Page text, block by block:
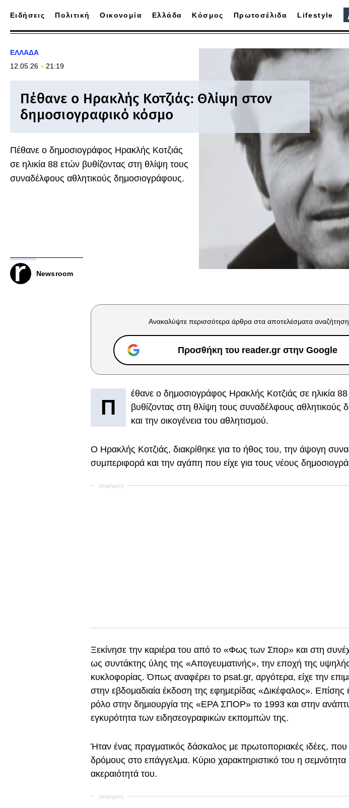
Ειδήσεις Πολιτική Οικονομία Ελλάδα Κόσμος Πρωτοσέλιδα Lifestyle
ΕΛΛΑΔΑ
12.05.26
21:19
Πέθανε ο Ηρακλής Κοτζιάς: Θλίψη στον
δημοσιογραφικό κόσμο
Πέθανε ο δημοσιογράφος Ηρακλής Κοτζιάς
σε ηλικία 88 ετών βυθίζοντας στη θλίψη τους
συναδέλφους αθλητικούς δημοσιογράφους.
Newsroom
Ανακαλύψτε περισσότερα άρθρα στα αποτελέσματα
Προσθήκη του reader.gr στην Google
Π
έθανε ο δημοσιογράφος Ηρακλής Κοτζιάς σε ηλικία
βυθίζοντας στη θλίψη τους συναδέλφους αθλητικούς
και την οικογένεια του αθλητισμού.
Ο Ηρακλής Κοτζιάς, διακρίθηκε για το ήθος του, την άψογη
συμπεριφορά και την αγάπη που είχε για τους νέους
Ξεκίνησε την καριέρα του από το «Φως των Σπορ» και στη
ως συντάκτης ύλης της «Απογευματινής», την εποχή της
κυκλοφορίας. Όπως αναφέρει το psat.gr, αργότερα, είχε την
στην εβδομαδιαία έκδοση της εφημερίδας «Δικέφαλος». Επίσης
ρόλο στην δημιουργία της «ΕΡΑ ΣΠΟΡ» το 1993 και στην
εγκυρότητα των ειδησεογραφικών εκπομπών της.
Ήταν ένας πραγματικός δάσκαλος με πρωτοποριακές ιδέες, που
δρόμους στο επάγγελμα. Κύριο χαρακτηριστικό του η σεμνότητα
ακεραιότητά του.